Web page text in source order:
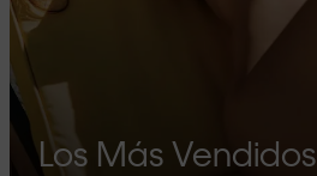
Los Más Vendidos